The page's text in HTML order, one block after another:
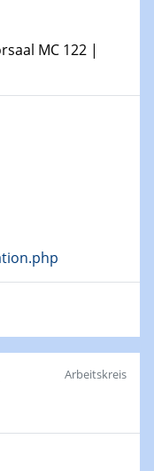
and
gene
on 2D-
MC 122 |
Arbeitskreis